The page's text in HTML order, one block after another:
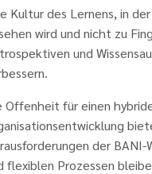
Kultur des Lernens, in
wird und nicht zu
und
Offenheit für einen
der
flexiblen Prozessen